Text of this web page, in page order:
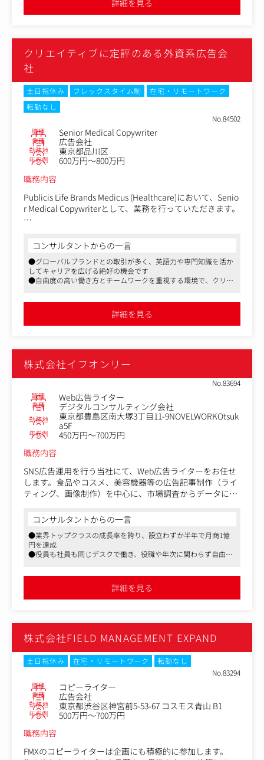
〈主な業務内容〉※能力・経験に応じて変動
・コミュニケーションプラン・企画設計
・タグライン・ステートメント開発／コピーライティング
・企画書・アウトプット表現の作成
・プレゼンテーション
・制作進行・効果検証・分析
詳細を見る
クリエイティブに定評のある外資系広告会
社
土日祝休み フレックスタイム制
在宅・リモートワーク
転勤なし
No.84502
職種 Senior Medical Copywriter
業種 広告会社
勤務地 東京都品川区
年収例
600万円～800万円
職務内容
Publicis Life Brands Medicus (Healthcare)において、Senio
r Medical Copywriterとして、業務を行っていただきます。
ターなどの企画から制作に伴うコピーライティング全般を
お任せします。
※企画、コピーライティング、制作、編集まで一貫して携
わります。
-医師/薬剤師/看護師などの医療従事者に向けた、臨床効
-制作業務は、医薬品の申請書や海外文献を読み込んだり、
前から企画、広告ビジュアル・パンフレット等の販促マテ
リアルの制作を開始します。
-担当する製品だけでなく、競合薬剤や疾患、治療に関す
る専門知識を身に付けることが出来、ご自身のスキルアッ
プが可能です。
-感染症領域でのプロモーション資材作成を担当していた
だく予定です。
コンサルタントからの一言
●グローバルブランドとの取引が多く、英語力や専門知識を活か
してキャリアを広げる絶好の機会です
●自由度の高い働き方とチームワークを重視する環境で、クリエ
高い仕事に携われるポジションです
詳細を見る
株式会社イフオンリー
No.83694
職種 Web広告ライター
業種 デジタルコンサルティング会社
勤務地
東京都豊島区南大塚3丁目11-9NOVELWORKOtsuk
a5F
年収例
450万円～700万円
職務内容
SNS広告運用を行う当社にて、Web広告ライターをお任せ
します。食品やコスメ、美容機器等の広告記事制作（ライ
ティング、画像制作）を中心に、市場調査からデータに基
【具体的には】
■記事制作：訴求軸の立案、ライティング、簡易的な画
像・動画制作
■市場調査：広告ディレクターと連携した顧客ニーズや競
■効果検証：配信データに基づき「離脱箇所」や「読了
率」を分析し改善案を反映
コンサルタントからの一言
●業界トップクラスの成長率を誇り、設立わずか半年で月商1億
円を達成
●役員も社員も同じデスクで働き、役職や年次に関わらず自由に
イル・ピアスなど自由です。詳細を見る
株式会社FIELD MANAGEMENT EXPAND
土日祝休み 在宅・リモートワーク
転勤なし
No.83294
職種 コピーライター
業種 広告会社
勤務地 東京都渋谷区神宮前5-53-67 コスモス青山 B1
年収例
500万円～700万円
職務内容
FMXのコピーライターは企画にも積極的に参加します。